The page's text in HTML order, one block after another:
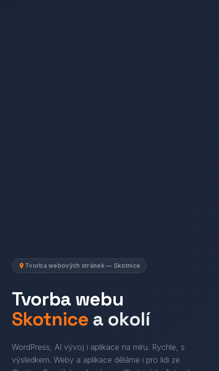
Tvorba webových stránek — Skotnice
Tvorba webu
Skotnice a okolí
WordPress, AI vývoj i aplikace na míru. Rychle, s
výsledkem. Weby a aplikace děláme i pro lidi ze